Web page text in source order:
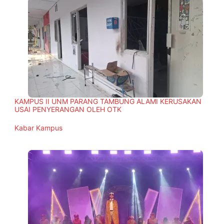
KAMPUS II UNM PARANG TAMBUNG ALAMI KERUSAKAN
USAI PENYERANGAN OLEH OTK
In relation to
Kabar Kampus